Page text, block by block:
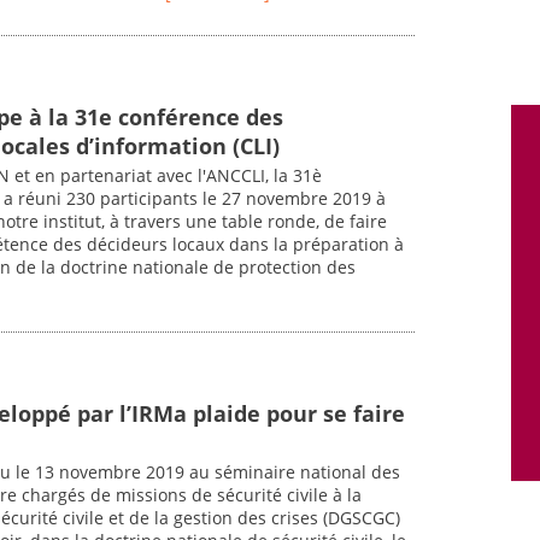
à la 31e conférence des
d’information (CLI)
et en partenariat avec l'ANCCLI, la 31è
réuni 230 participants le 27 novembre 2019 à
institut, à travers une table ronde, de faire
des décideurs locaux dans la préparation à
de la doctrine nationale de protection des
par l’IRMa plaide pour se faire
le 13 novembre 2019 au séminaire national des
chargés de missions de sécurité civile à la
civile et de la gestion des crises (DGSCGC)